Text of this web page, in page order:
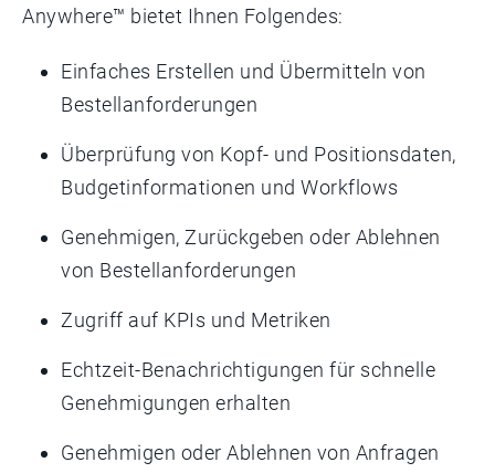
Anywhere™ bietet Ihnen Folgendes:
Einfaches Erstellen und Übermitteln von
Bestellanforderungen
Überprüfung von Kopf- und Positionsdaten,
Budgetinformationen und Workflows
Genehmigen, Zurückgeben oder Ablehnen
von Bestellanforderungen
Zugriff auf KPIs und Metriken
Echtzeit-Benachrichtigungen für schnelle
Genehmigungen erhalten
Genehmigen oder Ablehnen von Anfragen